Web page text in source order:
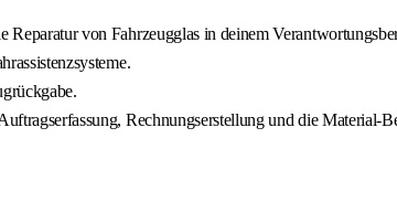
von Fahrzeugglas in deinem
Rechnungserstellung und die Material-